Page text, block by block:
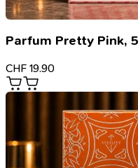
Parfum Pretty Pink,
CHF 19.90